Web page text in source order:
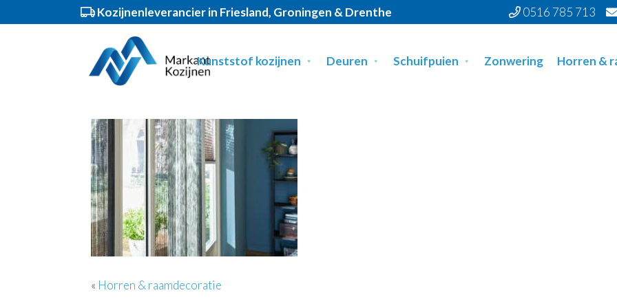
Kozijnenleverancier in Friesland, Groningen & Drenthe 0516 785 713
hoofdnavigatie
Header
Kunststof kozijnen Deuren Schuifpuien Zonwering Horren &
« Horren & raamdecoratie